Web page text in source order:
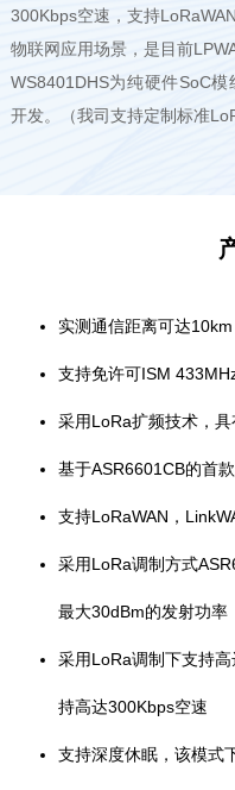
300Kbps空速，支持
物联网应用场景，是目前
WS8401DHS为纯硬件SoC
开发。（我司支持定制标准
实测通信距离可达10km
支持免许可ISM
采用LoRa扩频技术，
基于ASR6601CB的首
支持LoRaWAN，
采用LoRa调制方式
最大30dBm的发射功率
采用LoRa调制下支持
持高达300Kbps空速
支持深度休眠，该模式